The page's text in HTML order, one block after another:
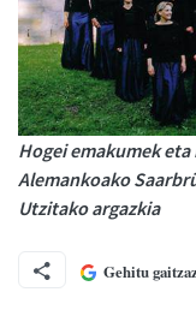
Hogei emakumek
Alemankoako
Utzitako argazkia
Gehitu